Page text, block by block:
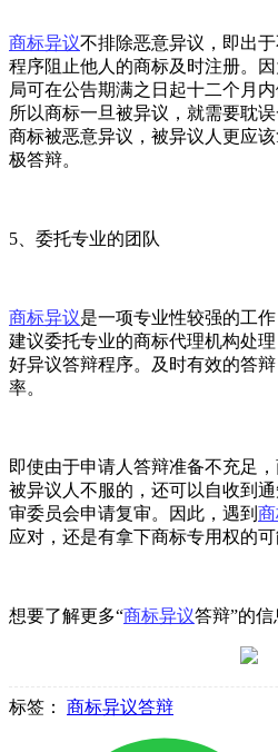
商标异议不排除恶意异议，即出
程序阻止他人的商标及时注册。因
局可在公告期满之日起十二个月
所以商标一旦被异议，就需要耽
商标被恶意异议，被异议人更应
极答辩。
5、委托专业的团队
商标异议是一项专业性较强的工
建议委托专业的商标代理机构处
好异议答辩程序。及时有效的答
率。
即使由于申请人答辩准备不充足
被异议人不服的，还可以自收到
审委员会申请复审。因此，遇到
应对，还是有拿下商标专用权的可
想要了解更多“商标异议答辩”的信
标签： 商标异议答辩